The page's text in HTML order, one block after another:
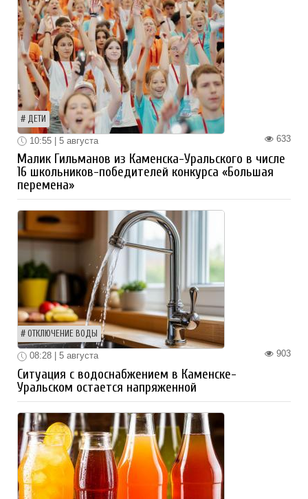
ДЕТИ
633
10:55 | 5 августа
Малик Гильманов из Каменска-Уральского в числе
16 школьников-победителей конкурса «Большая
перемена»
ОТКЛЮЧЕНИЕ ВОДЫ
903
08:28 | 5 августа
Ситуация с водоснабжением в Каменске-
Уральском остается напряженной